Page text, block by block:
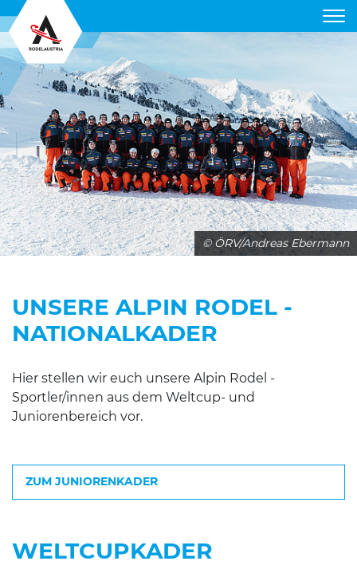
RODELVERBAND
KUNSTBAHN
ALPIN RODELN
TERMINE
RODELGUIDE
DIENSTLEISTUNGEN
© ÖRV/Andreas Ebermann
UNSERE ALPIN RODEL -
NATIONALKADER
Hier stellen wir euch unsere Alpin Rodel -
Sportler/innen aus dem Weltcup- und
Juniorenbereich vor.
ZUM JUNIORENKADER
WELTCUPKADER